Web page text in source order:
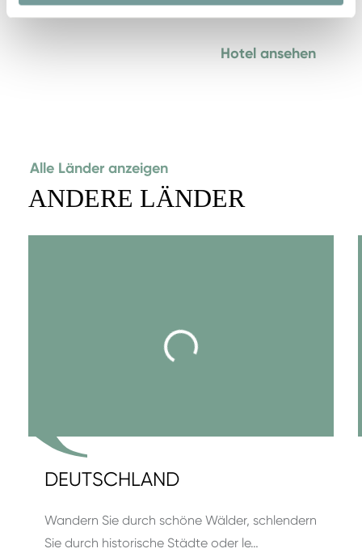
Hotel ansehen
ANDERE LÄNDER
Alle Länder anzeigen
DEUTSCHLAND
Wandern Sie durch schöne Wälder, schlendern
Sie durch historische Städte oder le…